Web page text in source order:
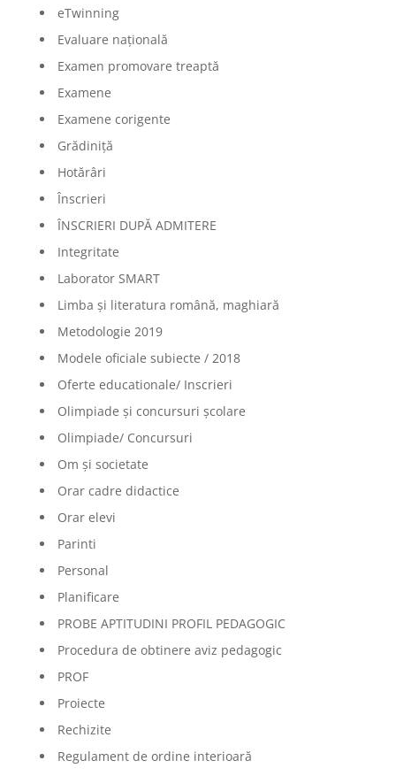
eTwinning
Evaluare națională
Examen promovare treaptă
Examene
Examene corigente
Grădiniță
Hotărâri
Înscrieri
ÎNSCRIERI DUPĂ ADMITERE
Integritate
Laborator SMART
Limba şi literatura română, maghiară
Metodologie 2019
Modele oficiale subiecte / 2018
Oferte educationale/ Inscrieri
Olimpiade şi concursuri şcolare
Olimpiade/ Concursuri
Om și societate
Orar cadre didactice
Orar elevi
Parinti
Personal
Planificare
PROBE APTITUDINI PROFIL PEDAGOGIC
Procedura de obtinere aviz pedagogic
PROF
Proiecte
Rechizite
Regulament de ordine interioară